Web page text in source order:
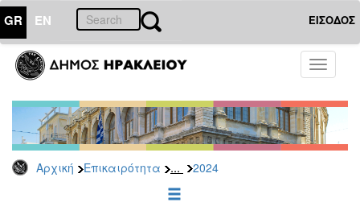
GR EN ΕΙΣΟΔΟΣ
Toggle
Αρχική Επικαιρότητα ... 2024
ΕΠΙΚΑΙΡΟΤΗΤΑ
Τύπου
Αρχείο
2026
2025